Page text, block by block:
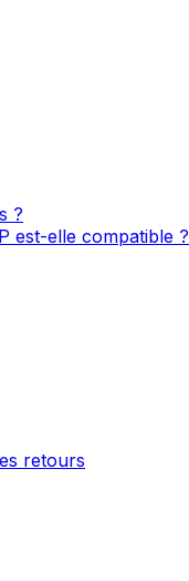
?
est-elle compatible ?
retours